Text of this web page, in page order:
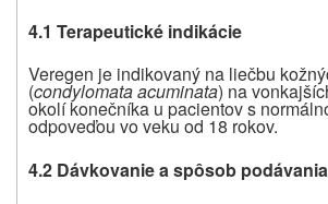
4.1 Terapeutické indikácie
Veregen je indikovaný na liečbu
(condylomata acuminata) na
okolí konečníka u pacientov s
odpoveďou vo veku od 18 rokov.
4.2 Dávkovanie a spôsob podávania